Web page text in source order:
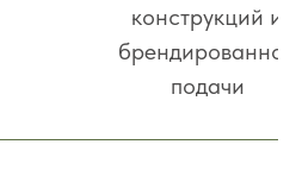
конструкций и
брендированной
подачи